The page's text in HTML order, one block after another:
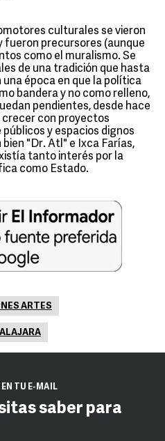
culturales se vieron
fueron precursores (aunque
como el muralismo. Se
de una tradición que hasta
una época en que la política
bandera y no como relleno,
pendientes, desde hace
crecer con proyectos
y espacios dignos
"Dr. Atl" e Ixca Farías,
tanto interés por la
como Estado.
ARTES
TU E-MAIL
saber para